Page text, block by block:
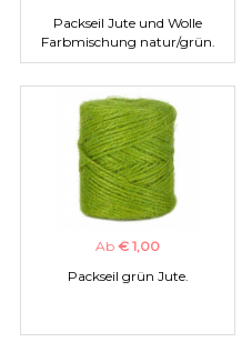
Packseil Jute und Wolle
Farbmischung natur/grün.
Ab € 1,00
Packseil grün Jute.